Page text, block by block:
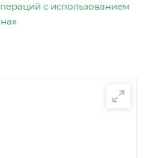
с использованием